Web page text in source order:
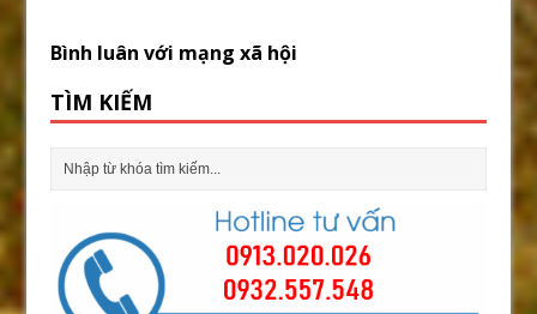
Bình luân với mạng xã hội
TÌM KIẾM